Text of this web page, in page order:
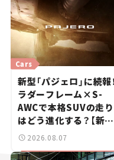
新型「パジェロ」に続報
ラダーフレーム×S-
AWCで本格SUVの走り
はどう進化する？【新車
ニュース】
Cars
2026.08.07